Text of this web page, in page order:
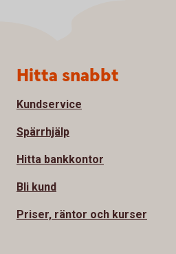
Sidfot
Hitta snabbt
Kundservice
Spärrhjälp
Hitta bankkontor
Bli kund
Priser, räntor och kurser